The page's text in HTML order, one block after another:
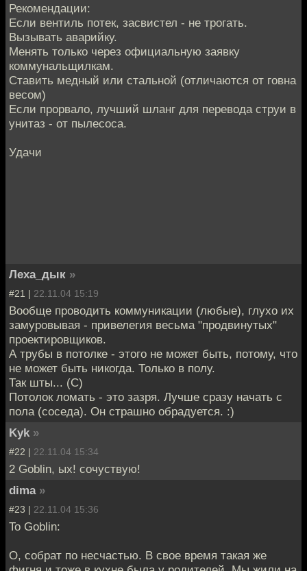
Рекомендации:
Если вентиль потек, засвистел - не трогать.
Вызывать аварийку.
Менять только через официальную заявку
коммунальщилкам.
Ставить медный или стальной (отличаются от говна
весом)
Если прорвало, лучший шланг для перевода струи в
унитаз - от пылесоса.
Удачи
Леха_дык »
#21 | 22.11.04 15:19
Вообще проводить коммуникации (любые), глухо их
замуровывая - привелегия весьма "продвинутых"
проектировщиков.
А трубы в потолке - этого не может быть, потому, что
не может быть никогда. Только в полу.
Так шты... (C)
Потолок ломать - это зазря. Лучше сразу начать с
пола (соседа). Он страшно обрадуется. :)
Kyk »
#22 | 22.11.04 15:34
2 Goblin, ых! сочуствую!
dima »
#23 | 22.11.04 15:36
To Goblin:
О, собрат по несчастью. В свое время такая же